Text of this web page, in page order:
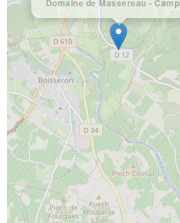
Domaine de Massereau -